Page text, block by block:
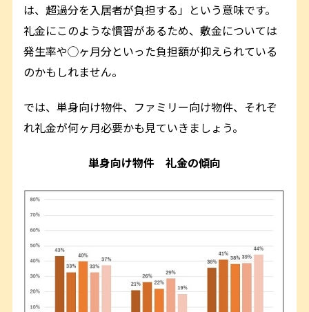
は、超過分を入居者が負担する」という意味です。
礼金にこのような慣習があるため、敷金については
発生率や◯ヶ月分といった負担額が抑えられている
のかもしれません。
では、単身向け物件、ファミリー向け物件、それぞ
れ礼金が何ヶ月必要かも見ていきましょう。
単身向け物件 礼金の傾向